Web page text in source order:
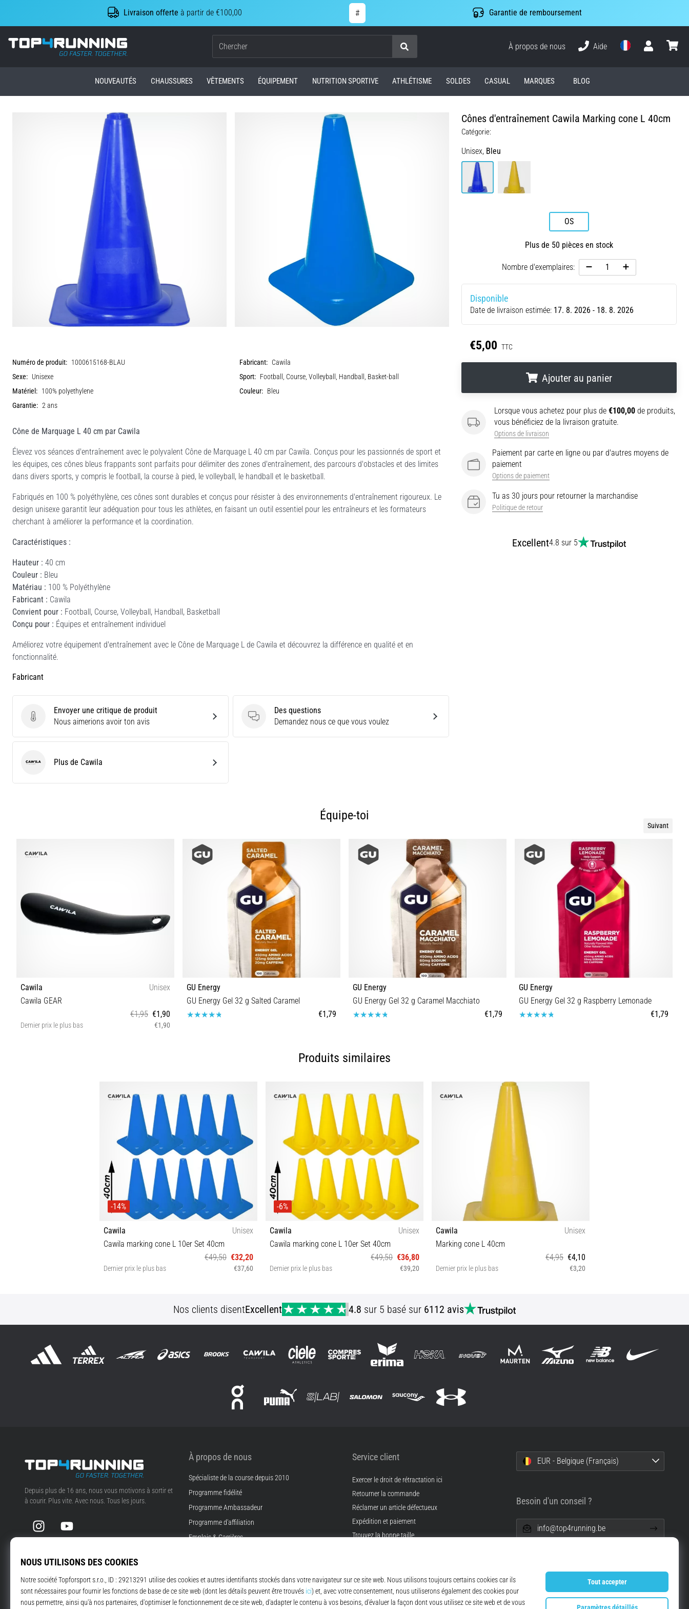
Livraison offerte à partir de €100,00 # Garantie de remboursement
Top4Running.be
Chercher
À propos de nous
Aide
NOUVEAUTÉS CHAUSSURES VÊTEMENTS ÉQUIPEMENT NUTRITION SPORTIVE ATHLÉTISME SOLDES CASUAL MARQUES BLOG
Cônes d'entraînement Cawila Marking cone L 40cm
Catégorie:
Unisex, Bleu
OS
Plus de 50 pièces en stock
Nombre d'exemplaires:
Disponible
Date de livraison estimée: 17. 8. 2026 - 18. 8. 2026
€5,00 TTC
Ajouter au panier
...
Lorsque vous achetez pour plus de €100,00 de produits,
vous bénéficiez de la livraison gratuite.
Options de livraison
Paiement par carte en ligne ou par d'autres moyens de
paiement
Options de paiement
Tu as 30 jours pour retourner la marchandise
Politique de retour
Excellent4.8 sur 5
Numéro de produit: 1000615168-BLAU Fabricant: Cawila
Sexe: Unisexe Sport: Football, Course, Volleyball, Handball, Basket-ball
Matériel: 100% polyethylene Couleur: Bleu
Garantie: 2 ans
Cône de Marquage L 40 cm par Cawila
Élevez vos séances d'entraînement avec le polyvalent Cône de Marquage L 40 cm par Cawila. Conçus pour les passionnés de sport et
les équipes, ces cônes bleus frappants sont parfaits pour délimiter des zones d'entraînement, des parcours d'obstacles et des limites
dans divers sports, y compris le football, la course à pied, le volleyball, le handball et le basketball.
Fabriqués en 100 % polyéthylène, ces cônes sont durables et conçus pour résister à des environnements d'entraînement rigoureux. Le
design unisexe garantit leur adéquation pour tous les athlètes, en faisant un outil essentiel pour les entraîneurs et les formateurs
cherchant à améliorer la performance et la coordination.
Caractéristiques :
Hauteur : 40 cm
Couleur : Bleu
Matériau : 100 % Polyéthylène
Fabricant : Cawila
Convient pour : Football, Course, Volleyball, Handball, Basketball
Conçu pour : Équipes et entraînement individuel
Améliorez votre équipement d'entraînement avec le Cône de Marquage L de Cawila et découvrez la différence en qualité et en
fonctionnalité.
Fabricant
Envoyer une critique de produit
Envoyer une critique de produit
Nous aimerions avoir ton avis
Des questions
Des questions
Demandez nous ce que vous voulez
Cawila Plus de Cawila
Équipe-toi
Cawila
Unisex
Cawila GEAR
€1,95 €1,90
Dernier prix le plus bas €1,90
GU Energy
GU Energy Gel 32 g Salted Caramel
€1,79
GU Energy
GU Energy Gel 32 g Caramel Macchiato
€1,79
GU Energy
GU Energy Gel 32 g Raspberry Lemonade
€1,79
Suivant
Produits similaires
-14%
Cawila
Unisex
Cawila marking cone L 10er Set 40cm
€49,50 €32,20
Dernier prix le plus bas €37,60
-6%
Cawila
Unisex
Cawila marking cone L 10er Set 40cm
€49,50 €36,80
Dernier prix le plus bas €39,20
Cawila
Unisex
Marking cone L 40cm
€4,95 €4,10
Dernier prix le plus bas €3,20
Nos clients disentExcellent 4.8 sur 5 basé sur 6112 avis
Top4Running.be
Depuis plus de 16 ans, nous vous motivons à sortir et
à courir. Plus vite. Avec nous. Tous les jours.
InstagramYouTube
À propos de nous
Spécialiste de la course depuis 2010
Programme fidélité
Programme Ambassadeur
Programme d'affiliation
Emplois & Carrières
Service client
Exercer le droit de rétractation ici
Retourner la commande
Réclamer un article défectueux
Expédition et paiement
Trouvez la bonne taille
Règles de protection des données personnelles
EUR - Belgique (Français)
Besoin d'un conseil ?
info@top4running.be